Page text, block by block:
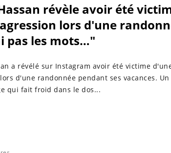
révèle avoir été
lors d'une
pas les mots…"
a révélé sur Instagram avoir été victime
d'une randonnée pendant ses vacances. Un
qui fait froid dans le dos...